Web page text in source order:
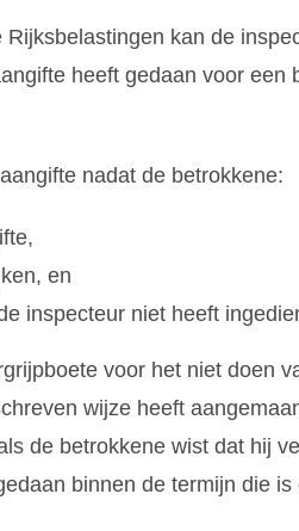
kan de
heeft gedaan voor een
nadat de betrokkene:
en
inspecteur niet heeft
voor het niet doen
wijze heeft
de betrokkene wist dat hij
binnen de termijn die